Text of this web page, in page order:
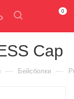
0
Cap
— Бейсболки —